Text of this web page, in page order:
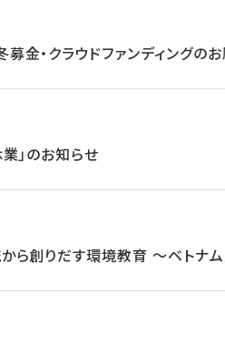
金・クラウドファンディングの
業」のお知らせ
から創りだす環境教育 ～ベト